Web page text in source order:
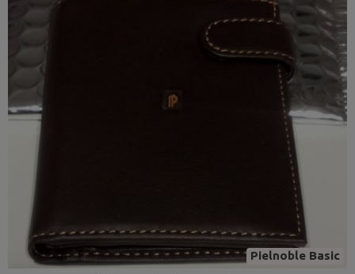
Pielnoble Basic